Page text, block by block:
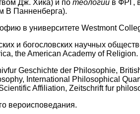
Дж. Хика) и по теологиив ФРГ,
В Панненберга).
в университете Westmont
и богословских научных
the American Academy of Religion.
Geschichte der Philosophie,
International Philosophical
Affiliation, Zeitschrift fur
вероисповедания.